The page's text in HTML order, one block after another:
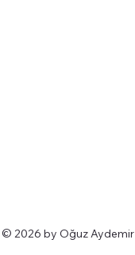
© 2026 by Oğuz Aydemir